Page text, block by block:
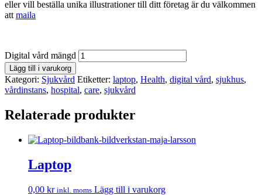
eller vill beställa unika illustrationer till ditt företag är du välkommen
att maila
Digital vård mängd
Lägg till i varukorg
Kategori: Sjukvård Etiketter: laptop, Health, digital vård, sjukhus,
vårdinstans, hospital, care, sjukvård
Relaterade produkter
Laptop
0,00 kr inkl. moms Lägg till i varukorg